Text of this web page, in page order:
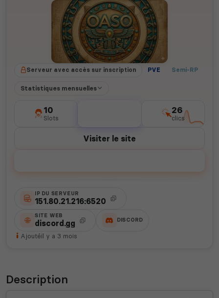
Serveur avec accès sur inscription PVE Semi-RP
Statistiques mensuelles
10
Slots
26
clics
Visiter le site
IP DU SERVEUR
151.80.21.216:6520
SITE WEB
discord.gg DISCORD
Ajoutéil y a 3 mois
Description